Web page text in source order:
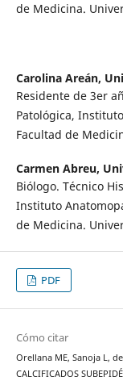
de Medicina.
Carolina Areán,
Residente de 3er
Patológica,
Facultad de
Carmen Abreu,
Biólogo. Técnico
Instituto
de Medicina.
PDF
Cómo citar
Orellana ME, Sanoja L,
CALCIFICADOS